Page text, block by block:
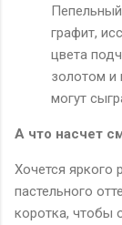
графит,
цвета
золотом
могут
А что насчет
Хочется яркого
пастельного
коротка, чтобы